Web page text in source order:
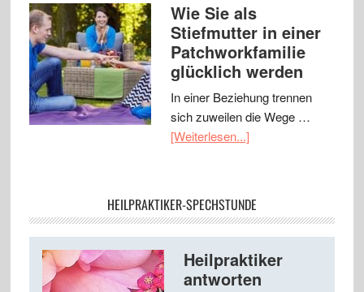
Wie Sie als
Stiefmutter in einer
Patchworkfamilie
glücklich werden
In einer Beziehung trennen
sich zuweilen die Wege …
[Weiterlesen...]
HEILPRAKTIKER-SPECHSTUNDE
Heilpraktiker
antworten